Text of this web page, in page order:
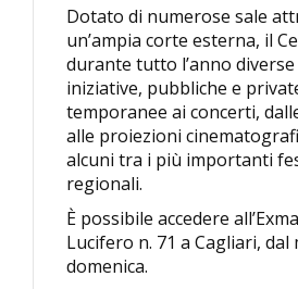
Dotato di numerose sale
un’ampia corte esterna, il
durante tutto l’anno
iniziative, pubbliche e
temporanee ai concerti,
alle proiezioni
alcuni tra i più importanti
regionali.
È possibile accedere
Lucifero n. 71 a Cagliari, dal
domenica.